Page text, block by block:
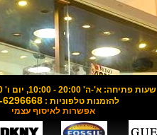
שעות פתיחה: א'-ה' 20:00 - 10:00, יום ו' 14:00 - 10:00
להזמנות טלפוניות :6296668
אפשרות לאיסוף עצמי